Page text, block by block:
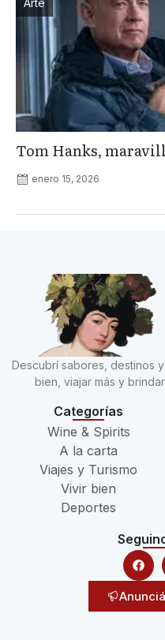
Tom Hanks,
enero 15, 2026
Descubrí sabores, destinos
bien, viajar más y
Categorías
Wine & Spirits
A la carta
Viajes y Turismo
Vivir bien
Deportes